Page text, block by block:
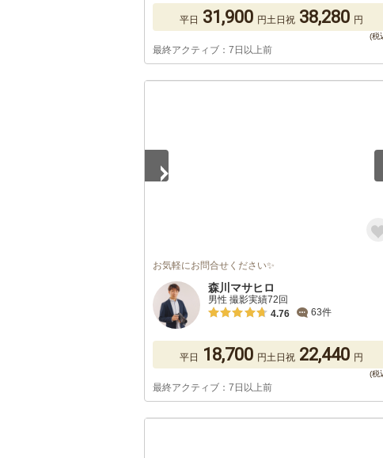
平日 31,900 円土日祝 38,280 円
最終アクティブ：7日以上前
お気軽にお問合せください✨
森川マサヒロ
男性 撮影実績72回
4.76
63件
平日 18,700 円土日祝 22,440 円
最終アクティブ：7日以上前